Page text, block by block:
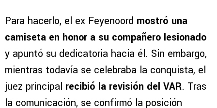
Para hacerlo, el ex Feyenoord mostró una
camiseta en honor a su compañero lesionado
y apuntó su dedicatoria hacia él. Sin embargo,
mientras todavía se celebraba la conquista, el
juez principal recibió la revisión del VAR. Tras
la comunicación, se confirmó la posición